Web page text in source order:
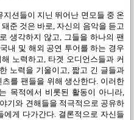
션들이 지닌 뛰어난 면모들 중 온
준 것은 바로,자신의 음악을 듣고
생각하지 않고, 그들을 하나의 팬
내 및 해외 공연 투어를 하는 경우
노력하고, 타겟 오디언스들과 커
노력을 기울이고, 짧고 긴 글들과
를 팬들을 위해 생산한다. 이러한
목적에서 비롯된 활동이 아니라,
기와 견해들을 적극적으로 공유하
에게 다가간다. 결론적으로 자신들